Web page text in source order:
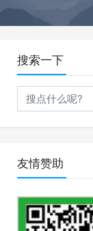
搜索一下
友情赞助